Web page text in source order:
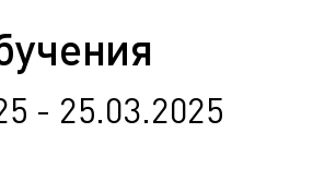
- 25.03.2025